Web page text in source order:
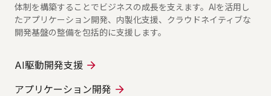
体制を構築することでビジネスの成長を支えます。AIを活用し
たアプリケーション開発、内製化支援、クラウドネイティブな
開発基盤の整備を包括的に支援します。
AI駆動開発支援
アプリケーション開発